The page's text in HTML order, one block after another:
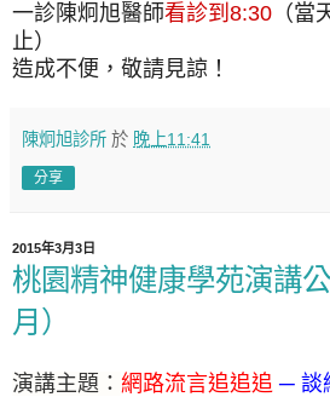
一診陳炯旭醫師看診到8:30 （當
止）
造成不便，敬請見諒！
陳炯旭診所 於 晚上11:41
分享
2015年3月3日
桃園精神健康學苑演講
月）
演講主題： 網路流言追追追 ─ 談